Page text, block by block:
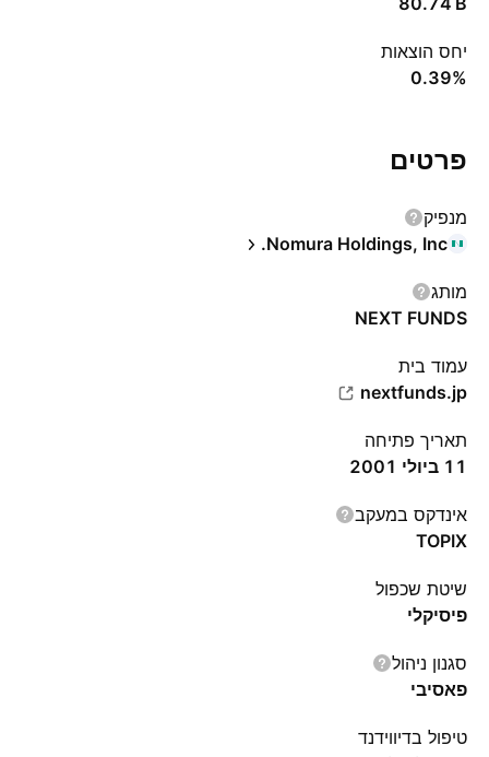
יחס הוצאות
0.39%
פרטים
מנפיק
Nomura Holdings, Inc.
מותג
NEXT FUNDS
עמוד בית
nextfunds.jp
תאריך פתיחה
11 ביולי 2001
אינדקס במעקב
TOPIX
שיטת שכפול
פיסיקלי
סגנון ניהול
פאסיבי
טיפול בדיווידנד